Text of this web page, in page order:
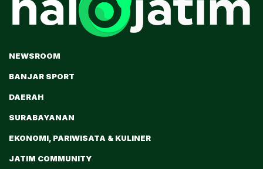
NEWSROOM
BANJAR SPORT
DAERAH
SURABAYANAN
EKONOMI, PARIWISATA & KULINER
JATIM COMMUNITY